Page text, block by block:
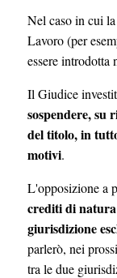
Nel caso in cui
Lavoro (per
essere introdotta
Il Giudice
sospendere, su
del titolo, in
motivi.
L'opposizione a
crediti di
giurisdizione
parlerò, nei
tra le due